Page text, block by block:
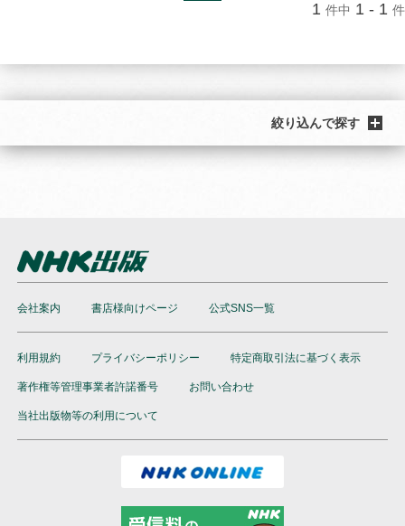
1 件中 1 - 1 件
絞り込んで探す
会社案内 書店様向けページ 公式SNS一覧
利用規約 プライバシーポリシー 特定商取引法に基づく表示
著作権等管理事業者許諾番号 お問い合わせ
当社出版物等の利用について